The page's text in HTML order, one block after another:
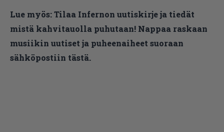
Lue myös:Tilaa Infernon uutiskirje ja tiedät
mistä kahvitauolla puhutaan! Nappaa raskaan
musiikin uutiset ja puheenaiheet suoraan
sähköpostiin tästä.